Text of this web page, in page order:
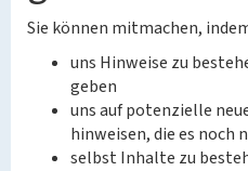
Sie können mitmachen,
uns Hinweise zu
geben
uns auf potenzielle
hinweisen, die es noch
selbst Inhalte zu